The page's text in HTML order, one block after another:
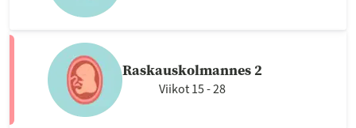
Raskauskolmannes 2
Viikot 15 - 28